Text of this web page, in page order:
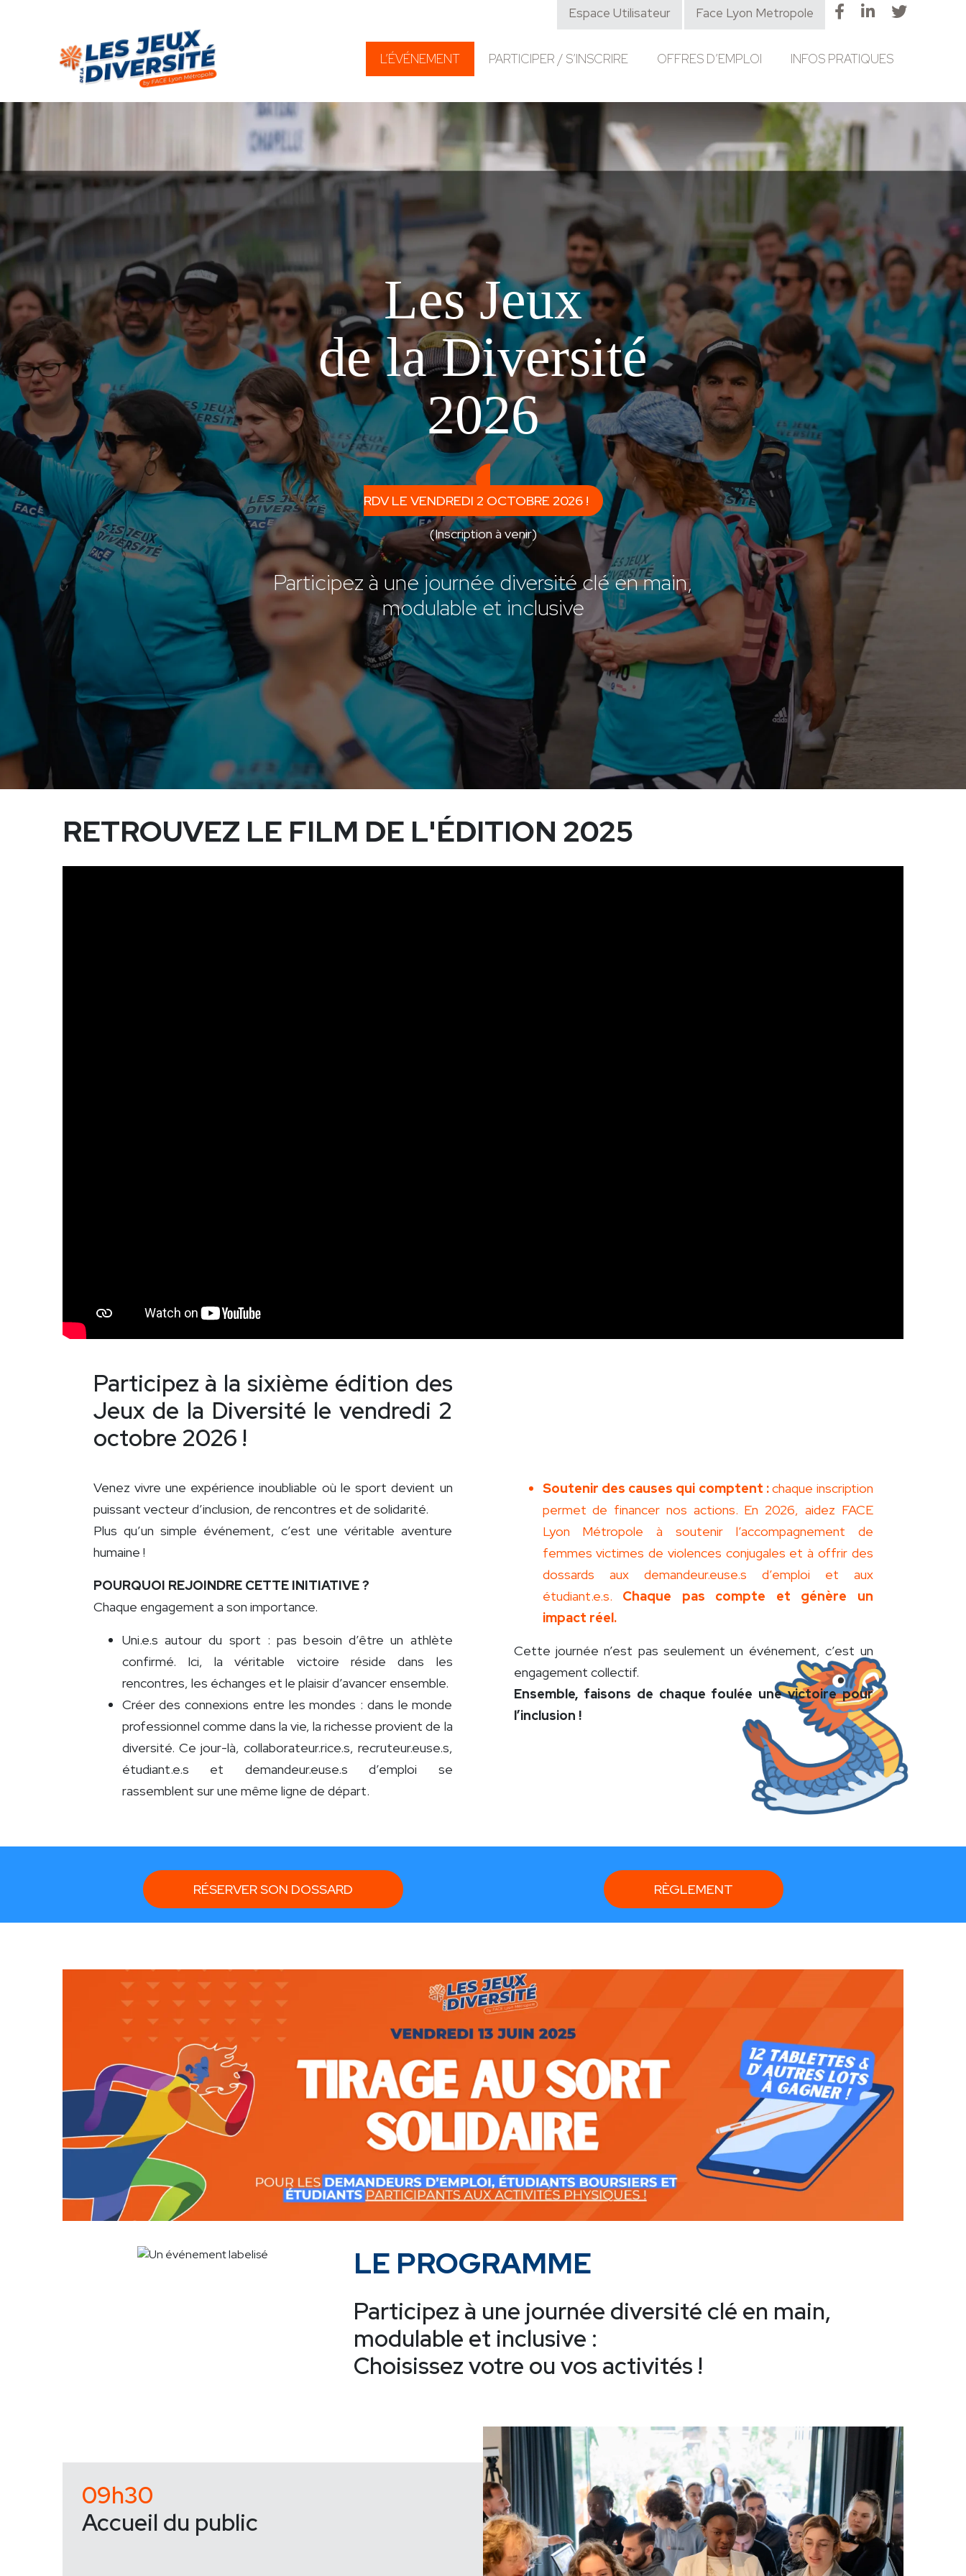
Espace Utilisateur Face Lyon Metropole
L’ÉVÉNEMENT PARTICIPER / S’INSCRIRE OFFRES D’EMPLOI INFOS PRATIQUES
Les Jeux
de la Diversité
2026
RDV LE VENDREDI 2 OCTOBRE 2026 !
(Inscription à venir)
Participez à une journée diversité clé en main,
modulable et inclusive
RETROUVEZ LE FILM DE L'ÉDITION 2025
Participez à la sixième édition des
Jeux de la Diversité le vendredi 2
octobre 2026 !
Venez vivre une expérience inoubliable où le sport devient un
puissant vecteur d’inclusion, de rencontres et de solidarité.
Plus qu’un simple événement, c’est une véritable aventure
humaine !
POURQUOI REJOINDRE CETTE INITIATIVE ?
Chaque engagement a son importance.
Uni.e.s autour du sport : pas besoin d’être un athlète
confirmé. Ici, la véritable victoire réside dans les
rencontres, les échanges et le plaisir d’avancer ensemble.
Créer des connexions entre les mondes : dans le monde
professionnel comme dans la vie, la richesse provient de la
diversité. Ce jour-là, collaborateur.rice.s, recruteur.euse.s,
étudiant.e.s et demandeur.euse.s d’emploi se
rassemblent sur une même ligne de départ.
Soutenir des causes qui comptent :chaque inscription
permet de financer nos actions. En 2026, aidez FACE
Lyon Métropole à soutenir l’accompagnement de
femmes victimes de violences conjugales et à offrir des
dossards aux demandeur.euse.s d’emploi et aux
étudiant.e.s. Chaque pas compte et génère un
impact réel.
Cette journée n’est pas seulement un événement, c’est un
engagement collectif.
Ensemble, faisons de chaque foulée une victoire pour
l’inclusion !
RÉSERVER SON DOSSARD RÈGLEMENT
LE PROGRAMME
Participez à une journée diversité clé en main,
modulable et inclusive :
Choisissez votre ou vos activités !
09h30
Accueil du public